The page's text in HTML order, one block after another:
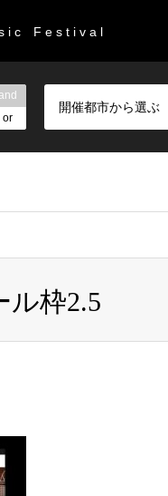
i c F e s t i v a l
and
or
開催都市から選ぶ
ル枠2.5